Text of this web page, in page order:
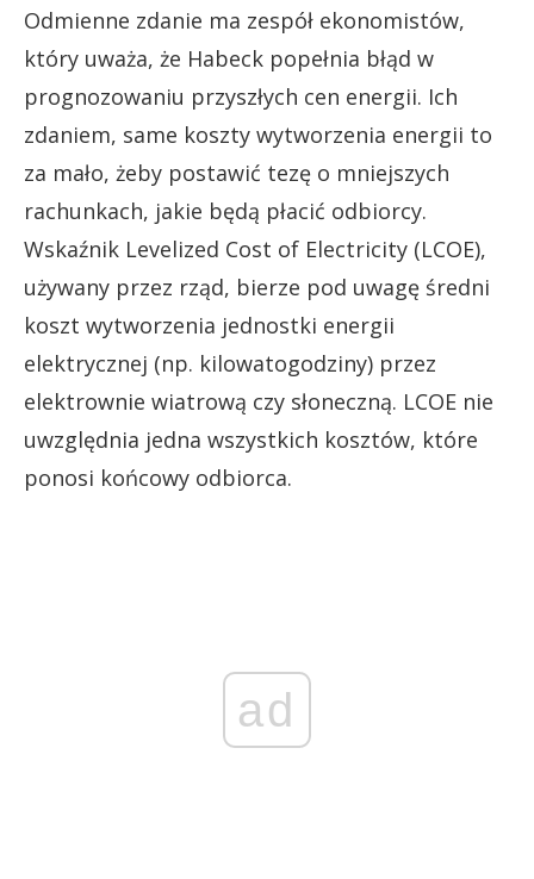
Odmienne zdanie ma zespół ekonomistów,
który uważa, że Habeck popełnia błąd w
prognozowaniu przyszłych cen energii. Ich
zdaniem, same koszty wytworzenia energii to
za mało, żeby postawić tezę o mniejszych
rachunkach, jakie będą płacić odbiorcy.
Wskaźnik Levelized Cost of Electricity (LCOE),
używany przez rząd, bierze pod uwagę średni
koszt wytworzenia jednostki energii
elektrycznej (np. kilowatogodziny) przez
elektrownie wiatrową czy słoneczną. LCOE nie
uwzględnia jedna wszystkich kosztów, które
ponosi końcowy odbiorca.
ad